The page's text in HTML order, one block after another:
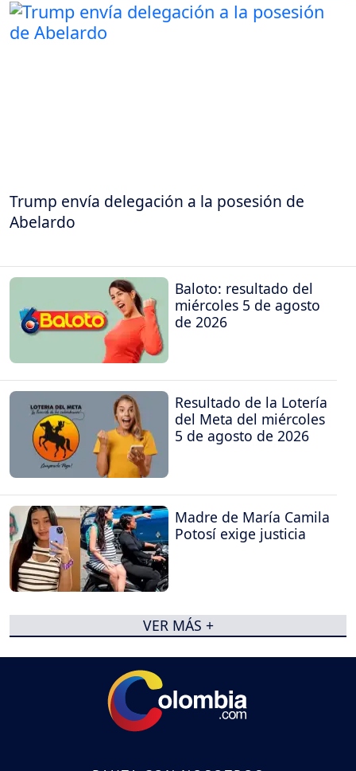
Trump envía delegación a la posesión de
Abelardo
Baloto: resultado del
miércoles 5 de agosto
de 2026
Resultado de la Lotería
del Meta del miércoles
5 de agosto de 2026
Madre de María Camila
Potosí exige justicia
VER MÁS +